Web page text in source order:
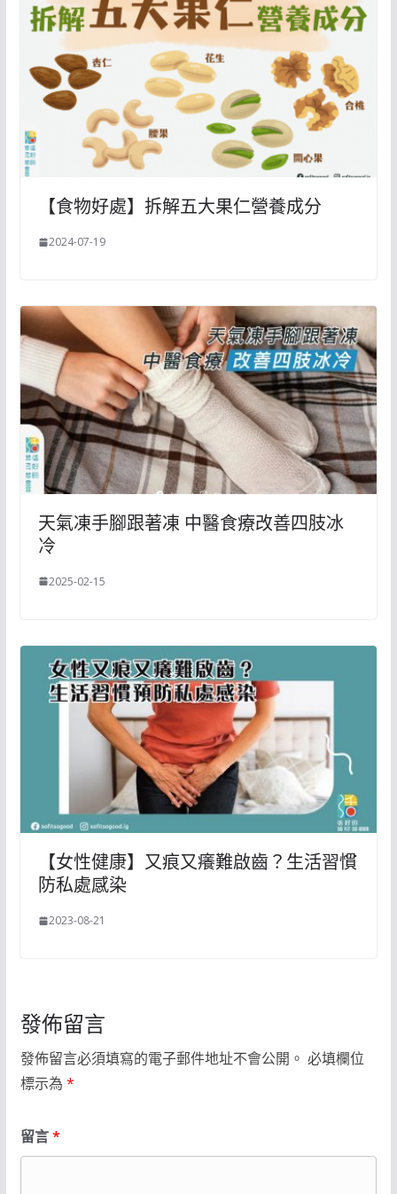
【食物好處】拆解五大果仁營養成分
2024-07-19
天氣凍手腳跟著凍 中醫食療改善四肢冰
冷
2025-02-15
【女性健康】又痕又癢難啟齒？生活習慣
防私處感染
2023-08-21
發佈留言
發佈留言必須填寫的電子郵件地址不會公開。 必填欄位
標示為 *
留言*